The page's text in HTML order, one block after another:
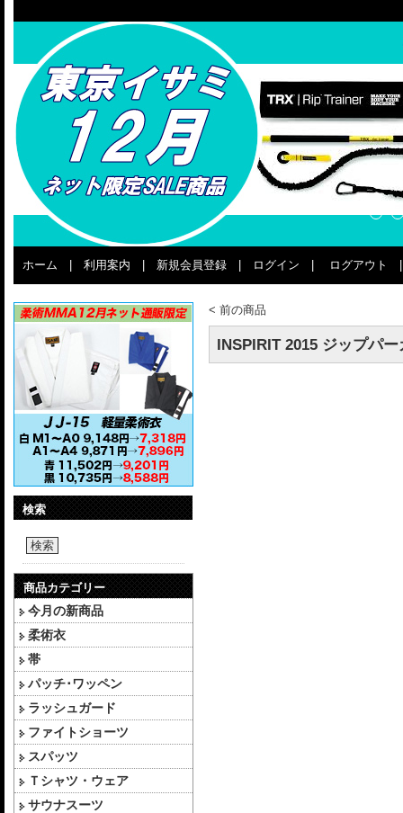
ホーム 利用案内 新規会員登録 ログイン ログアウト
検索
検索
商品カテゴリー
今月の新商品
柔術衣
帯
パッチ･ワッペン
ラッシュガード
ファイトショーツ
スパッツ
Ｔシャツ・ウェア
サウナスーツ
< 前の商品
INSPIRIT 2015 ジップパ